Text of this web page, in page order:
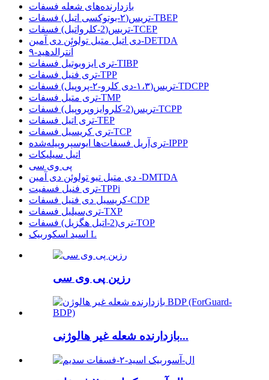
بازدارنده‌های شعله فسفات
تریس(۲-بوتوکسی اتیل) فسفات-TBEP
تریس(2-کلرواتیل) فسفات-TCEP
دی اتیل متیل تولوئن دی آمین-DETDA
۹-آنترالدهید
تری ایزوبوتیل فسفات-TIBP
تری فنیل فسفات-TPP
تریس(۱،۳-دی کلرو-۲-پروپیل) فسفات-TDCPP
تری متیل فسفات-TMP
تریس(2-کلروایزوپروپیل) فسفات-TCPP
تری اتیل فسفات-TEP
تری کریسیل فسفات-TCP
تری‌آریل فسفات‌ها ایوسپروپیله‌شده-IPPP
اتیل سیلیکات
پی وی سی
دی متیل تیو تولوئن دی آمین -DMTDA
تری فنیل فسفیت-TPPi
کریسیل دی فنیل فسفات-CDP
تری‌سیلیل فسفات-TXP
تری(2-اتیل هگزیل) فسفات-TOP
اسید اسکوربیک L
رزین پی وی سی
بازدارنده شعله غیر هالوژنی...